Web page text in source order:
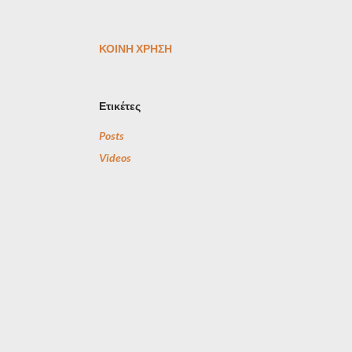
ΚΟΙΝΉ ΧΡΉΣΗ
Ετικέτες
Posts
Videos